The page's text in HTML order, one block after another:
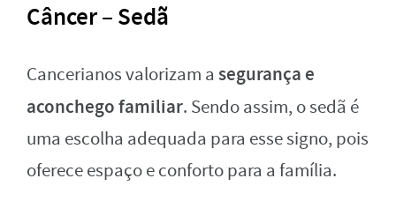
Câncer – Sedã
Cancerianos valorizam a segurança e
aconchego familiar. Sendo assim, o sedã é
uma escolha adequada para esse signo, pois
oferece espaço e conforto para a família.